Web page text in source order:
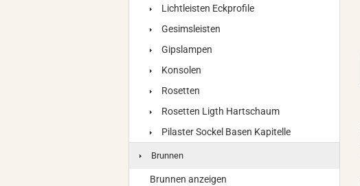
Lichtleisten Eckprofile
Gesimsleisten
Gipslampen
Konsolen
Rosetten
Rosetten Ligth Hartschaum
Pilaster Sockel Basen Kapitelle
Brunnen
Brunnen anzeigen